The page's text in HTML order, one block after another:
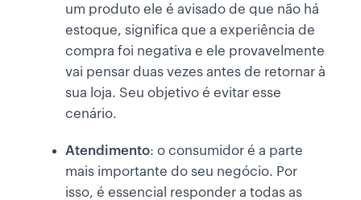
um produto ele é avisado de que não há
estoque, significa que a experiência de
compra foi negativa e ele provavelmente
vai pensar duas vezes antes de retornar à
sua loja. Seu objetivo é evitar esse
cenário.
Atendimento: o consumidor é a parte
mais importante do seu negócio. Por
isso, é essencial responder a todas as